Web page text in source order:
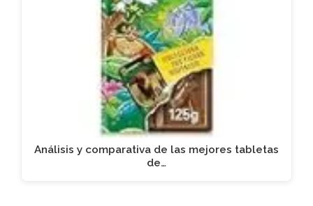
Análisis y comparativa de las mejores tabletas
de…